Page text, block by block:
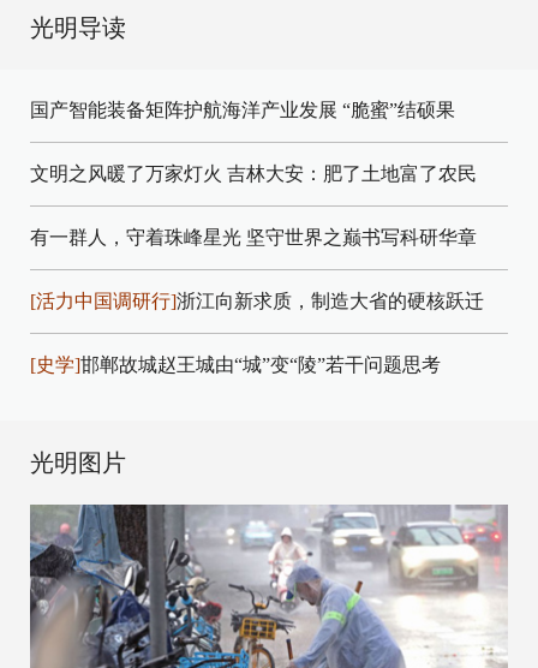
光明导读
国产智能装备矩阵护航海洋产业发展 “脆蜜”结硕果
文明之风暖了万家灯火 吉林大安：肥了土地富了农民
有一群人，守着珠峰星光 坚守世界之巅书写科研华章
[活力中国调研行]浙江向新求质，制造大省的硬核跃迁
[史学]邯郸故城赵王城由“城”变“陵”若干问题思考
光明图片